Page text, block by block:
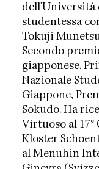
dell'Università
studentessa
Tokuji
Secondo
giapponese.
Nazionale
Giappone,
Sokudo. Ha
Virtuoso al
Kloster
al Menuhin